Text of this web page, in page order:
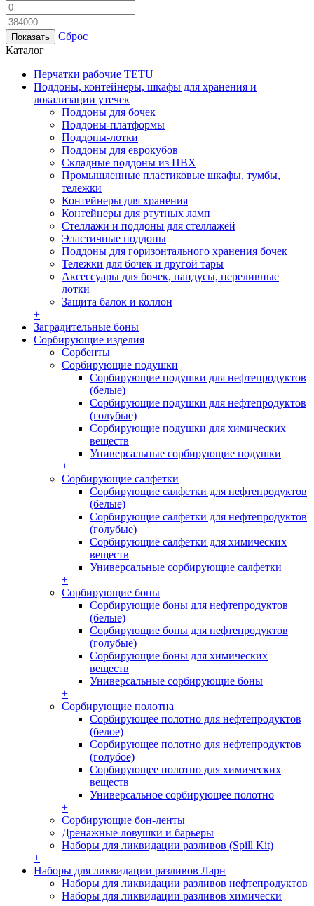
Сброс
Каталог
Перчатки рабочие TETU
Поддоны, контейнеры, шкафы для хранения и
локализации утечек
Поддоны для бочек
Поддоны-платформы
Поддоны-лотки
Поддоны для еврокубов
Складные поддоны из ПВХ
Промышленные пластиковые шкафы, тумбы,
тележки
Контейнеры для хранения
Контейнеры для ртутных ламп
Стеллажи и поддоны для стеллажей
Эластичные поддоны
Поддоны для горизонтального хранения бочек
Тележки для бочек и другой тары
Аксессуары для бочек, пандусы, переливные
лотки
Защита балок и коллон
+
Заградительные боны
Сорбирующие изделия
Сорбенты
Сорбирующие подушки
Сорбирующие подушки для нефтепродуктов
(белые)
Сорбирующие подушки для нефтепродуктов
(голубые)
Сорбирующие подушки для химических
веществ
Универсальные сорбирующие подушки
+
Сорбирующие салфетки
Сорбирующие салфетки для нефтепродуктов
(белые)
Сорбирующие салфетки для нефтепродуктов
(голубые)
Сорбирующие салфетки для химических
веществ
Универсальные сорбирующие салфетки
+
Сорбирующие боны
Сорбирующие боны для нефтепродуктов
(белые)
Сорбирующие боны для нефтепродуктов
(голубые)
Сорбирующие боны для химических
веществ
Универсальные сорбирующие боны
+
Сорбирующие полотна
Сорбирующее полотно для нефтепродуктов
(белое)
Сорбирующее полотно для нефтепродуктов
(голубое)
Сорбирующее полотно для химических
веществ
Универсальное сорбирующее полотно
+
Сорбирующие бон-ленты
Дренажные ловушки и барьеры
Наборы для ликвидации разливов (Spill Kit)
+
Наборы для ликвидации разливов Ларн
Наборы для ликвидации разливов нефтепродуктов
Наборы для ликвидации разливов химически